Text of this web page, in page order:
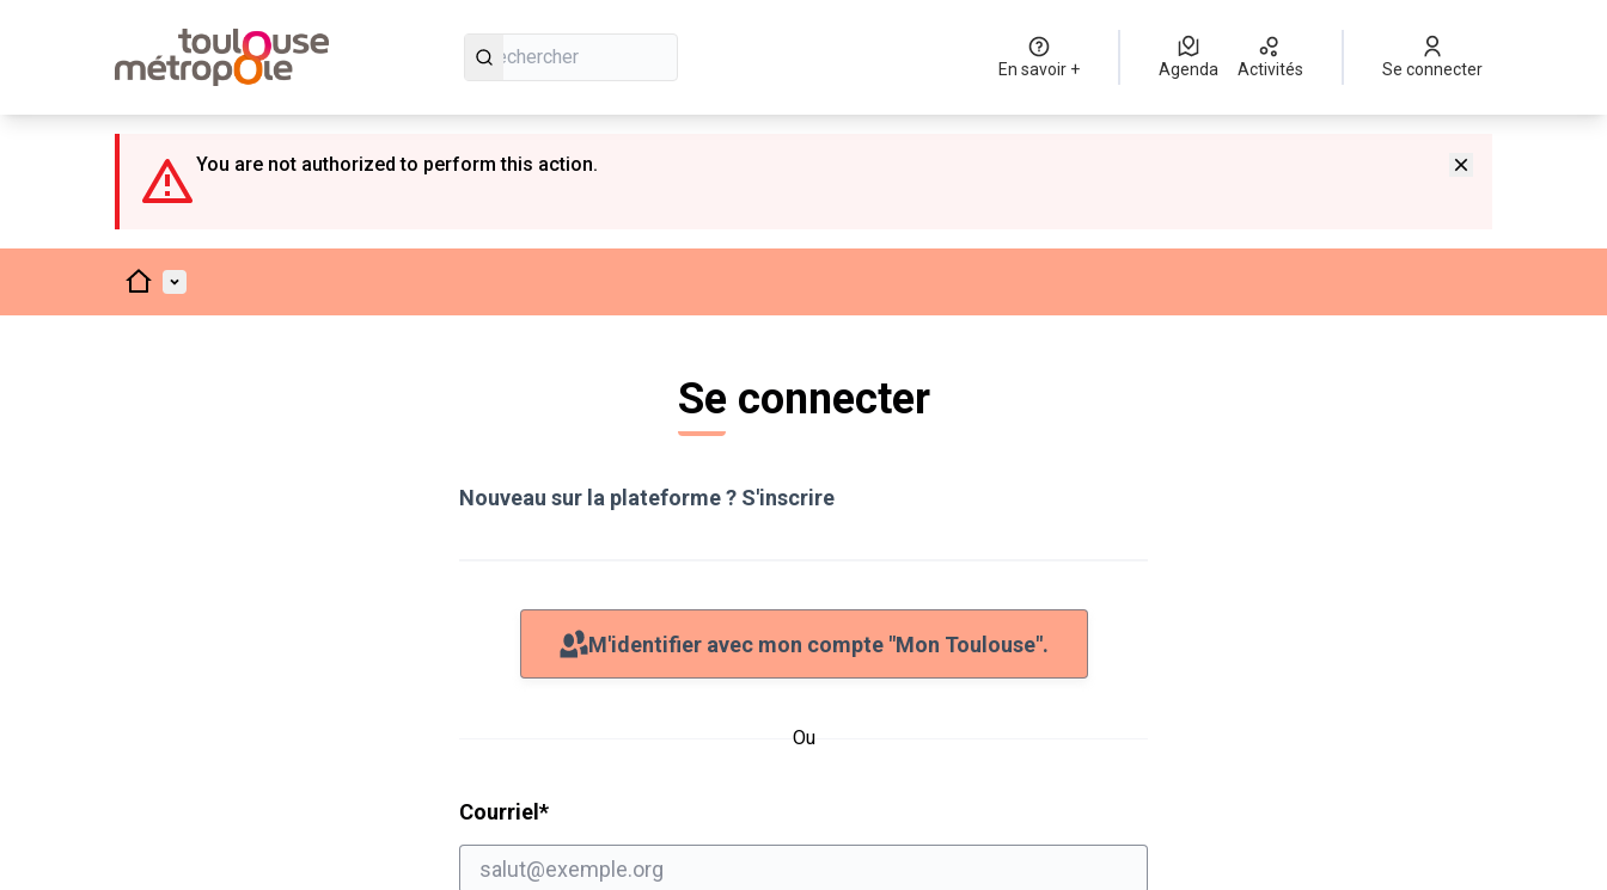
En savoir + Agenda Activités Se connecter
You are not authorized to perform this action.
AccueilMenu principal
Se connecter
Nouveau sur la plateforme ? S'inscrire
M'identifier avec mon compte "Mon Toulouse".
Ou
Courriel *Champ obligatoire